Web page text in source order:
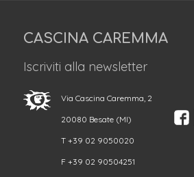
CASCINA CAREMMA
Iscriviti alla newsletter
Via Cascina Caremma, 2
20080 Besate (MI)
T +39 02 9050020
F +39 02 90504251